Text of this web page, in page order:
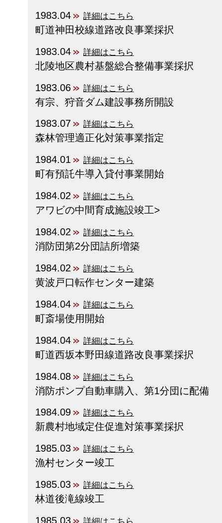
1983.04 詳細はこちら
町道神田校線道路改良事業採択
1983.04
詳細はこちら
北陵地区農村基盤総合整備事業採択
1983.06
詳細はこちら
有宗、狩音ダム建設事務所開設
1983.07
詳細はこちら
森林管理適正化対策事業指定
1984.01
詳細はこちら
町有預託牛導入貸付事業開始
1984.02
詳細はこちら
アワビの中間育成施設竣工>
1984.02
詳細はこちら
消防団第2分団詰所増築
1984.02
詳細はこちら
黄波戸口転作センター建築
1984.04
詳細はこちら
町斎場使用開始
1984.04
詳細はこちら
町道西坂本野田線道路改良事業採択
1984.08
詳細はこちら
消防ポンプ自動車購入、第1分団に配備
1984.09
詳細はこちら
新農村地域定住促進対策事業採択
1985.03
詳細はこちら
漁村センター竣工
1985.03
詳細はこちら
林道後滝線竣工
1985.03